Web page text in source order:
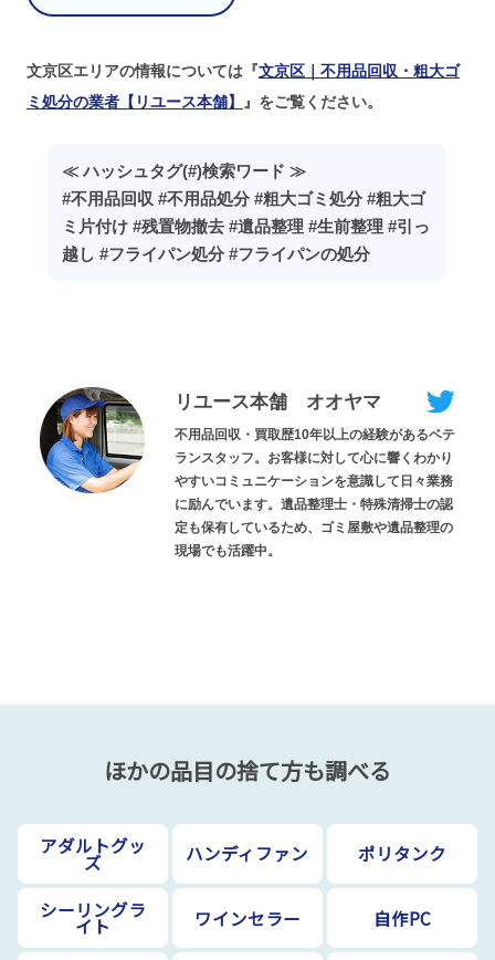
文京区エリアの情報については『文京区｜不用品回収・粗大ゴ
ミ処分の業者【リユース本舗】 』をご覧ください。
≪ ハッシュタグ(#)検索ワード ≫
#不用品回収 #不用品処分 #粗大ゴミ処分 #粗大ゴ
ミ片付け #残置物撤去 #遺品整理 #生前整理 #引っ
越し #フライパン処分 #フライパンの処分
リユース本舗 オオヤマ
不用品回収・買取歴10年以上の経験があるベテ
ランスタッフ。お客様に対して心に響くわかり
やすいコミュニケーションを意識して日々業務
に励んでいます。遺品整理士・特殊清掃士の認
定も保有しているため、ゴミ屋敷や遺品整理の
現場でも活躍中。
ほかの品目の捨て方も調べる
アダルトグッ
ズ ハンディファン ポリタンク
シーリングラ
イト ワインセラー 自作PC